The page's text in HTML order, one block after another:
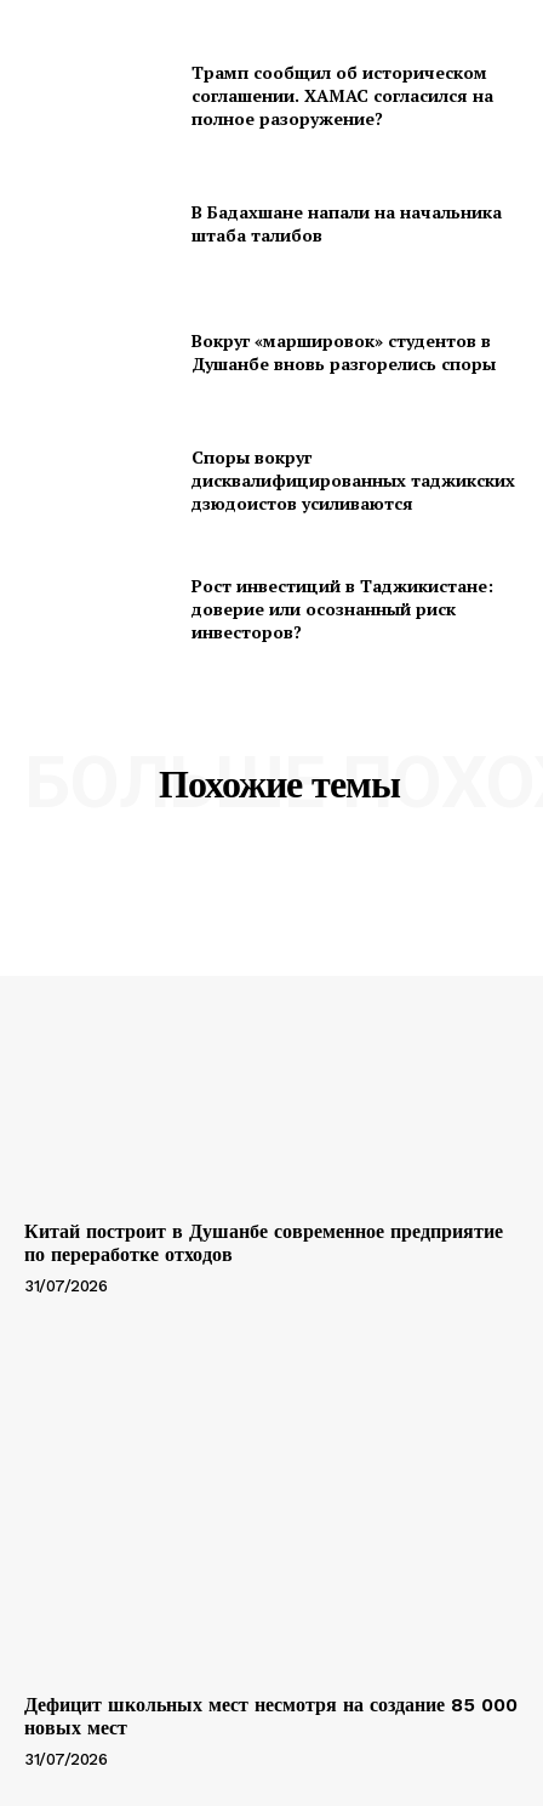
Трамп сообщил об историческом
соглашении. ХАМАС согласился на
полное разоружение?
В Бадахшане напали на начальника
штаба талибов
Вокруг «маршировок» студентов в
Душанбе вновь разгорелись споры
Споры вокруг
дисквалифицированных таджикских
дзюдоистов усиливаются
Рост инвестиций в Таджикистане:
доверие или осознанный риск
инвесторов?
Похожие темы
БОЛЬШЕ
Китай построит в Душанбе современное предприятие
по переработке отходов
31/07/2026
Дефицит школьных мест несмотря на создание 85 000
новых мест
31/07/2026